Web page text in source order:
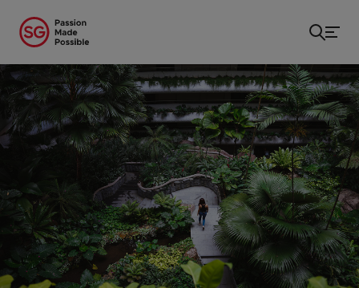
主页/ .../新加坡 24 小时游